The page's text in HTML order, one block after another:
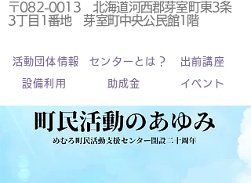
センターとは？ 出前講座
活動団体情報
助成金
設備利用 イベント
〒082-0013 北海道河西郡芽室町東3条
3丁目1番地 芽室町中央公民館1階